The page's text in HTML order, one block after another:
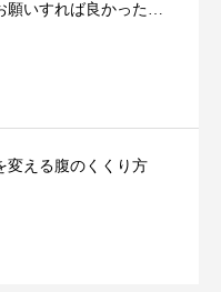
願いすれば良かった…
変える腹のくくり方